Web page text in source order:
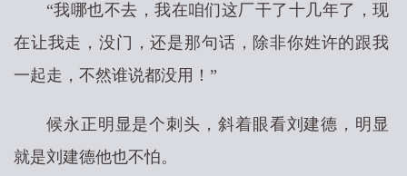
“我哪也不去，我在咱们这厂干了十几年了，现
在让我走，没门，还是那句话，除非你姓许的跟我
一起走，不然谁说都没用！”
候永正明显是个刺头，斜着眼看刘建德，明显
就是刘建德他也不怕。